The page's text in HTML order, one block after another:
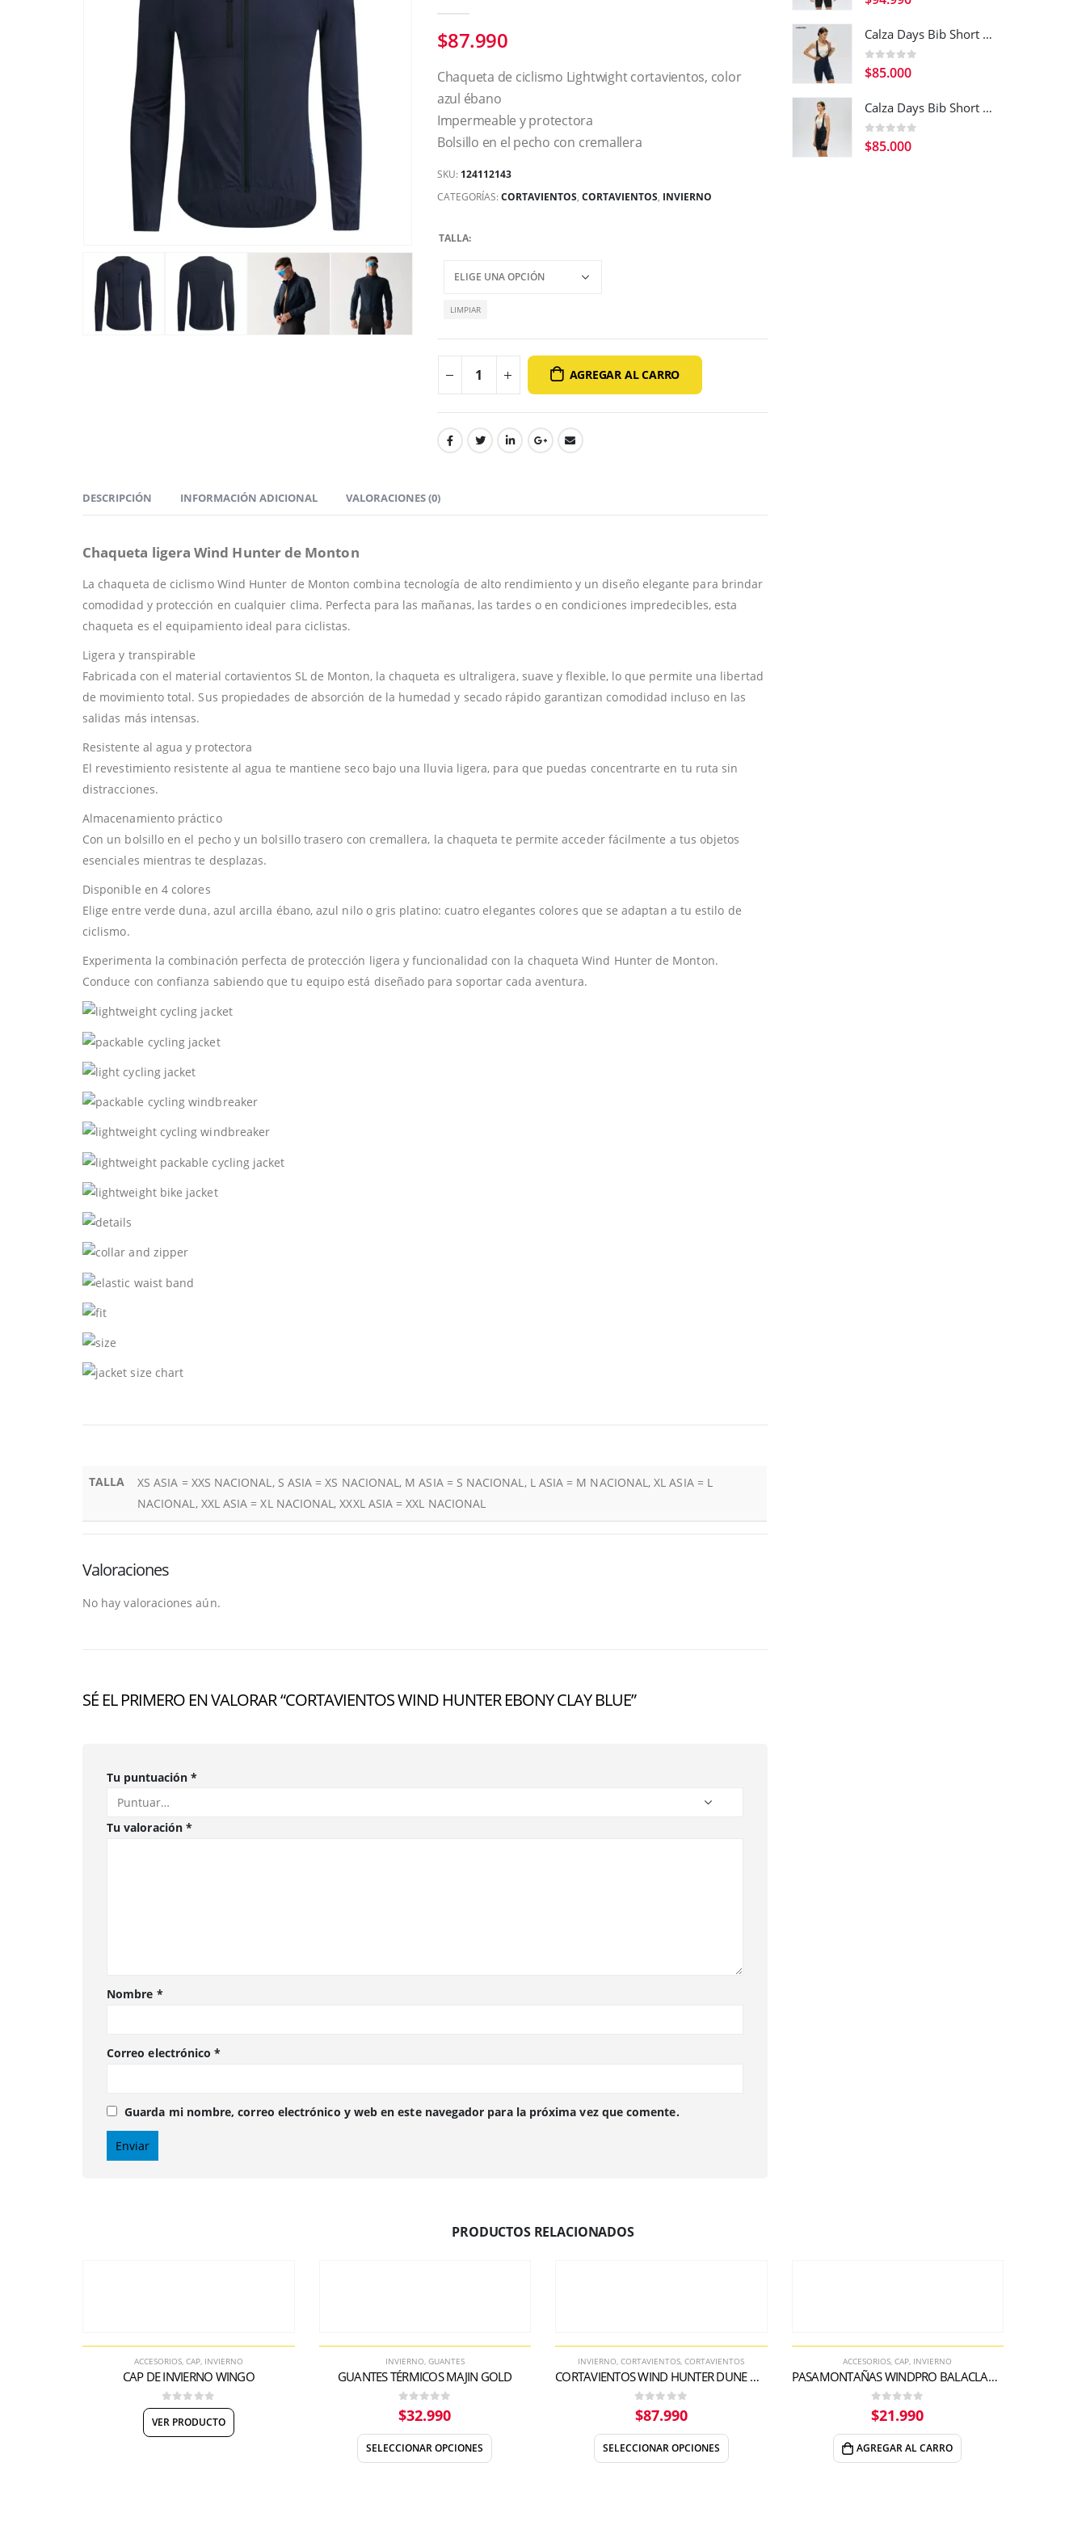
$87.990
Chaqueta de ciclismo Lightwight cortavientos, color
azul ébano
Impermeable y protectora
Bolsillo en el pecho con cremallera
SKU: 124112143
CATEGORÍAS:CORTAVIENTOS, CORTAVIENTOS, INVIERNO
TALLA
LIMPIAR
AGREGAR AL CARRO
DESCRIPCIÓN INFORMACIÓN ADICIONAL VALORACIONES (0)
Chaqueta ligera Wind Hunter de Monton
La chaqueta de ciclismo Wind Hunter de Monton combina tecnología de alto rendimiento y un diseño elegante para brindar
comodidad y protección en cualquier clima. Perfecta para las mañanas, las tardes o en condiciones impredecibles, esta
chaqueta es el equipamiento ideal para ciclistas.
Ligera y transpirable
Fabricada con el material cortavientos SL de Monton, la chaqueta es ultraligera, suave y flexible, lo que permite una libertad
de movimiento total. Sus propiedades de absorción de la humedad y secado rápido garantizan comodidad incluso en las
salidas más intensas.
Resistente al agua y protectora
El revestimiento resistente al agua te mantiene seco bajo una lluvia ligera, para que puedas concentrarte en tu ruta sin
distracciones.
Almacenamiento práctico
Con un bolsillo en el pecho y un bolsillo trasero con cremallera, la chaqueta te permite acceder fácilmente a tus objetos
esenciales mientras te desplazas.
Disponible en 4 colores
Elige entre verde duna, azul arcilla ébano, azul nilo o gris platino: cuatro elegantes colores que se adaptan a tu estilo de
ciclismo.
Experimenta la combinación perfecta de protección ligera y funcionalidad con la chaqueta Wind Hunter de Monton.
Conduce con confianza sabiendo que tu equipo está diseñado para soportar cada aventura.
TALLA
XS ASIA = XXS NACIONAL, S ASIA = XS NACIONAL, M ASIA = S NACIONAL, L ASIA = M NACIONAL, XL ASIA = L
NACIONAL, XXL ASIA = XL NACIONAL, XXXL ASIA = XXL NACIONAL
Valoraciones
No hay valoraciones aún.
SÉ EL PRIMERO EN VALORAR “CORTAVIENTOS WIND HUNTER EBONY CLAY BLUE”
Tu puntuación *
Tu valoración *
Nombre *
Correo electrónico*
Guarda mi nombre, correo electrónico y web en este navegador para la próxima vez que comente.
Calza Days Bib Short Navy Blue Women
0 out of 5
$85.000
Calza Days Bib Short Black Women
0 out of 5
$85.000
PRODUCTOS RELACIONADOS
ACCESORIOS, CAP, INVIERNO
CAP DE INVIERNO WINGO
0out of 5
VER PRODUCTO
INVIERNO, GUANTES
GUANTES TÉRMICOS MAJIN GOLD
0
$32.990
SELECCIONAR OPCIONES
INVIERNO,CORTAVIENTOS,CORTAVIENTOS
CORTAVIENTOS WIND HUNTER DUNE GREEN
0
$87.990
SELECCIONAR OPCIONES
ACCESORIOS,CAP, INVIERNO
PASAMONTAÑAS WINDPRO BALACLAVA III
0
$21.990
AGREGAR AL CARRO